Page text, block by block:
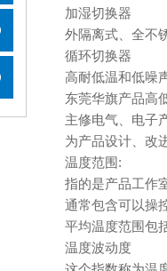
加湿切换器
外隔离式、全不
循环切换器
高耐低温和低噪
东莞华旗产品高
主修电气、电子
为产品设计、改
温度范围:
指的是产品工作
通常包含可以操
平均温度范围包
温度波动度